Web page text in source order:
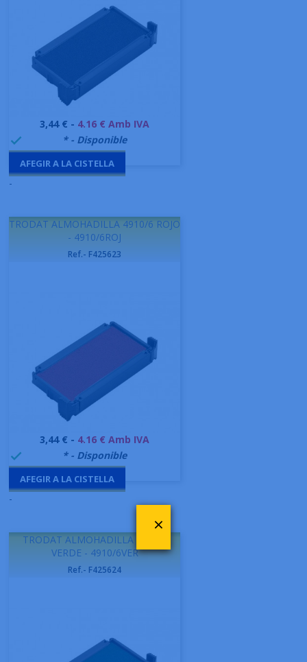
Preu
3,44 € - 4.16 € Amb IVA
 * - Disponible
AFEGIR A LA CISTELLA
-
TRODAT ALMOHADILLA 4910/6 ROJO
- 4910/6ROJ
Ref.- F425623
Preu
3,44 € - 4.16 € Amb IVA
 * - Disponible
AFEGIR A LA CISTELLA
-
TRODAT ALMOHADILLA 4910/6
VERDE - 4910/6VER
Ref.- F425624
×